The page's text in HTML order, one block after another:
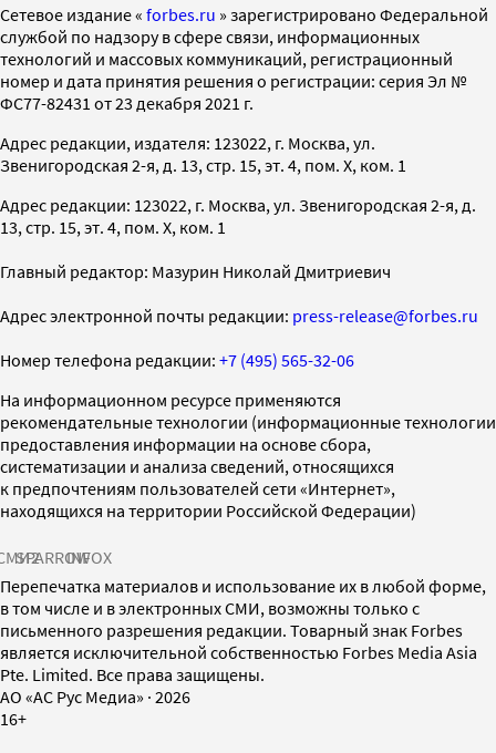
Cетевое издание « forbes.ru » зарегистрировано Федеральной
службой по надзору в сфере связи, информационных
технологий и массовых коммуникаций, регистрационный
номер и дата принятия решения о регистрации: серия Эл №
ФС77-82431 от 23 декабря 2021 г.
Адрес редакции, издателя: 123022, г. Москва, ул.
Звенигородская 2-я, д. 13, стр. 15, эт. 4, пом. X, ком. 1
Адрес редакции: 123022, г. Москва, ул. Звенигородская 2-я, д.
13, стр. 15, эт. 4, пом. X, ком. 1
Главный редактор: Мазурин Николай Дмитриевич
Адрес электронной почты редакции: press-release@forbes.ru
Номер телефона редакции: +7 (495) 565-32-06
На информационном ресурсе применяются
рекомендательные технологии (информационные технологии
предоставления информации на основе сбора,
систематизации и анализа сведений, относящихся
к предпочтениям пользователей сети «Интернет»,
находящихся на территории Российской Федерации)
SPARROWINFOX
Перепечатка материалов и использование их в любой форме,
в том числе и в электронных СМИ, возможны только с
письменного разрешения редакции. Товарный знак Forbes
является исключительной собственностью Forbes Media Asia
Pte. Limited. Все права защищены.
AO «АС Рус Медиа» · 2026
16+